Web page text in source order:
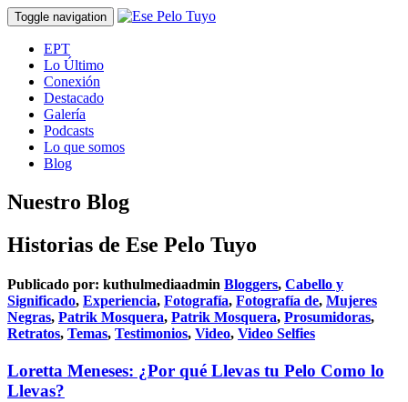
Toggle navigation
EPT
Lo Último
Conexión
Destacado
Galería
Podcasts
Lo que somos
Blog
Nuestro Blog
Historias de Ese Pelo Tuyo
Publicado por: kuthulmediaadmin Bloggers, Cabello y
Significado, Experiencia, Fotografía, Fotografía de, Mujeres
Negras, Patrik Mosquera, Patrik Mosquera, Prosumidoras,
Retratos, Temas, Testimonios, Video, Video Selfies
Loretta Meneses: ¿Por qué Llevas tu Pelo Como lo
Llevas?